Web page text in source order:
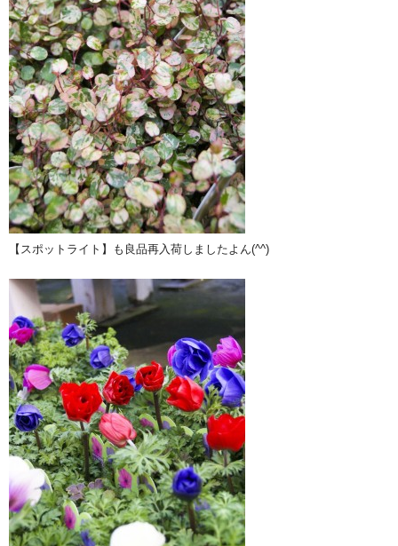
【スポットライト】も良品再入荷しましたよん(^^)